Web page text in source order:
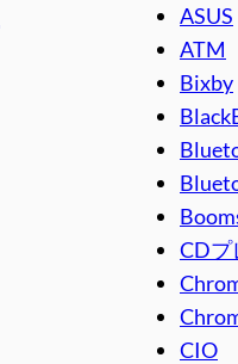
ASUS
ATM
Bixby
CDプ
CIO